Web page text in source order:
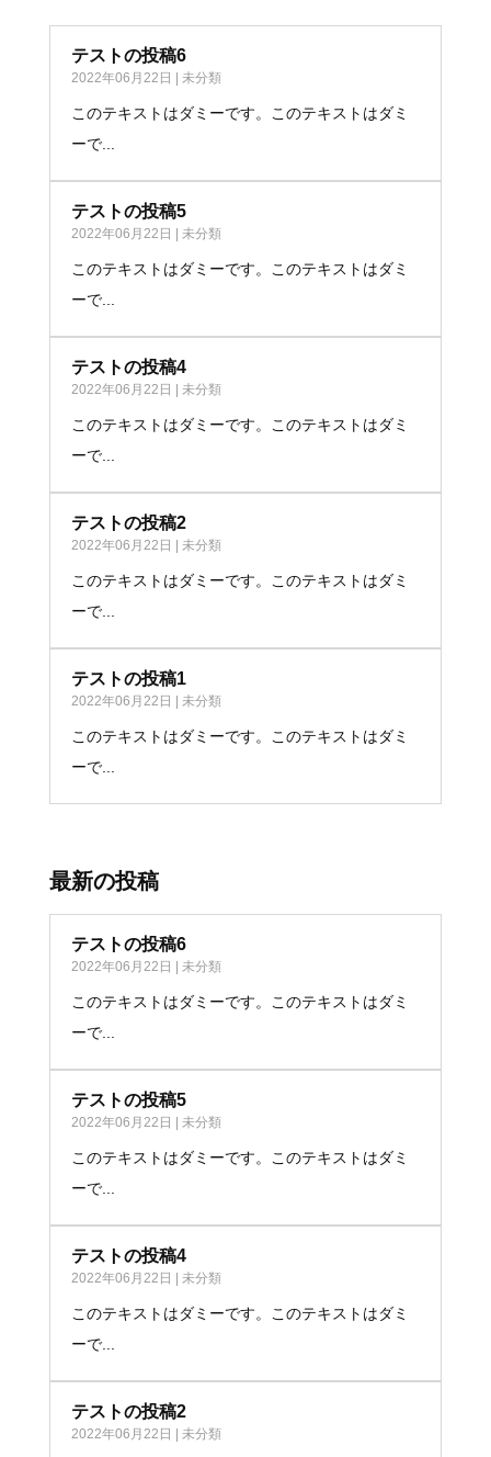
テストの投稿6
2022年06月22日 | 未分類
このテキストはダミーです。このテキストはダミ
ーで...
テストの投稿5
2022年06月22日 | 未分類
このテキストはダミーです。このテキストはダミ
ーで...
テストの投稿4
2022年06月22日 | 未分類
このテキストはダミーです。このテキストはダミ
ーで...
テストの投稿2
2022年06月22日 | 未分類
このテキストはダミーです。このテキストはダミ
ーで...
テストの投稿1
2022年06月22日 | 未分類
このテキストはダミーです。このテキストはダミ
ーで...
最新の投稿
テストの投稿6
2022年06月22日 | 未分類
このテキストはダミーです。このテキストはダミ
ーで...
テストの投稿5
2022年06月22日 | 未分類
このテキストはダミーです。このテキストはダミ
ーで...
テストの投稿4
2022年06月22日 | 未分類
このテキストはダミーです。このテキストはダミ
ーで...
テストの投稿2
2022年06月22日 | 未分類